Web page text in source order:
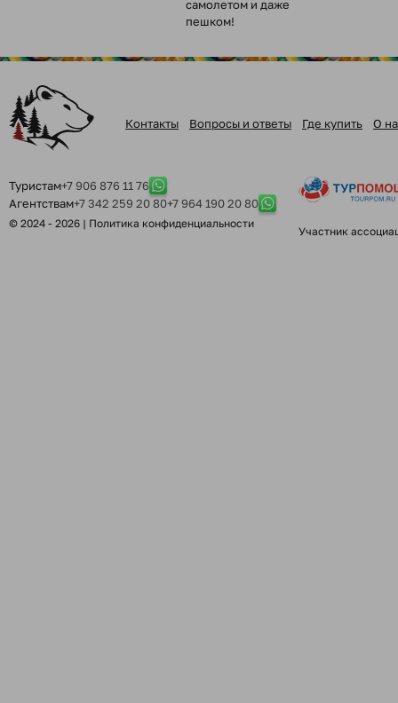
самолетом и даже
пешком!
Контакты Вопросы и ответы Где купить О
Туристам+7 906 876 11 76
Агентствам+7 342 259 20 80+7 964 190 20 80
© 2024 - 2026 | Политика конфиденциальности
Участник